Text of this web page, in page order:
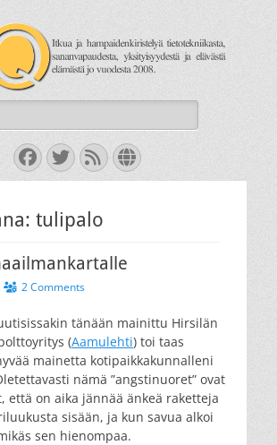
jo vuodesta 2008.
Facebook
Twitter
FeedWebsite
tulipalo
2 Comments
tänään mainittu Hirsilän
(Aamulehti) toi taas
mainetta kotipaikkakunnalleni
nämä ”angstinuoret” ovat
että on aika jännää änkeä raketteja
sisään, ja kun savua alkoi
sen hienompaa.